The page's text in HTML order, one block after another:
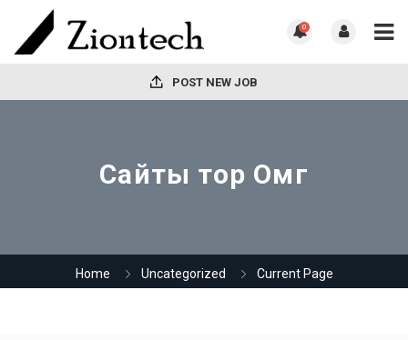
0
POST NEW JOB
Сайты тор Омг
Home Uncategorized Current Page